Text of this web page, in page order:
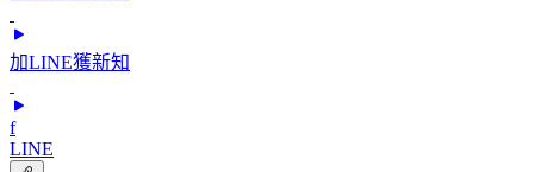
加LINE獲新知
f
LINE